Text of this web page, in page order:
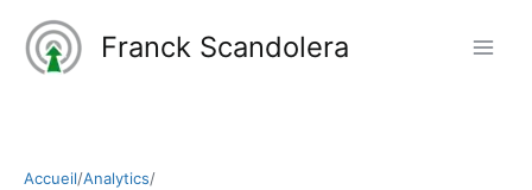
contenu
Franck Scandolera
Accueil/Analytics/